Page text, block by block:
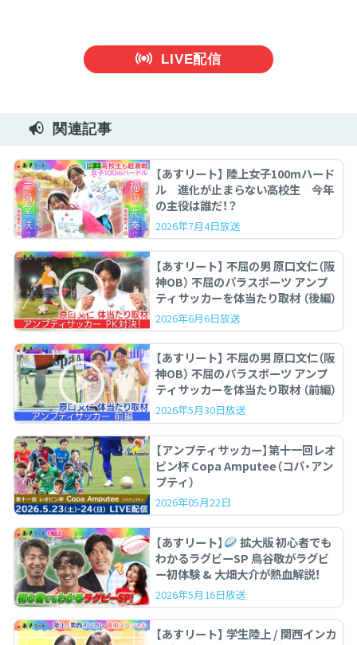
LIVE配信
関連記事
【あすリート】 陸上女子100mハード
ル 進化が止まらない高校生 今年
の主役は誰だ！？
2026年7月4日放送
【あすリート】 不屈の男 原口文仁（阪
神OB） 不屈のパラスポーツ アンプ
ティサッカーを体当たり取材 （後編）
2026年6月6日放送
【あすリート】 不屈の男 原口文仁（阪
神OB） 不屈のパラスポーツ アンプ
ティサッカーを体当たり取材 （前編）
2026年5月30日放送
【アンプティサッカー】第十一回レオ
ピン杯 Copa Amputee（コパ・アン
プティ）
2026年05月22日
【あすリート】
拡大版 初心者でも
わかるラグビーSP 鳥谷敬がラグビ
ー初体験 & 大畑大介が熱血解説！
2026年5月16日放送
【あすリート】 学生陸上 / 関西インカ